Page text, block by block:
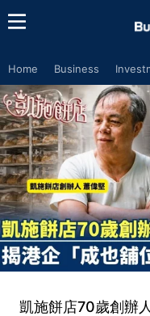
Home Business
凱施餅店70歲創辦